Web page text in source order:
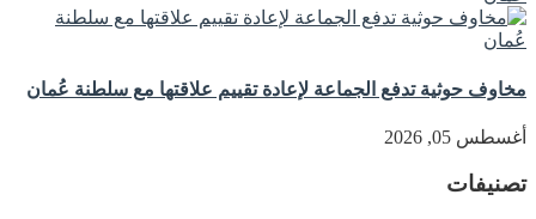
مخاوف حوثية تدفع الجماعة لإعادة تقييم علاقتها مع سلطنة عُمان
أغسطس 05, 2026
تصنيفات